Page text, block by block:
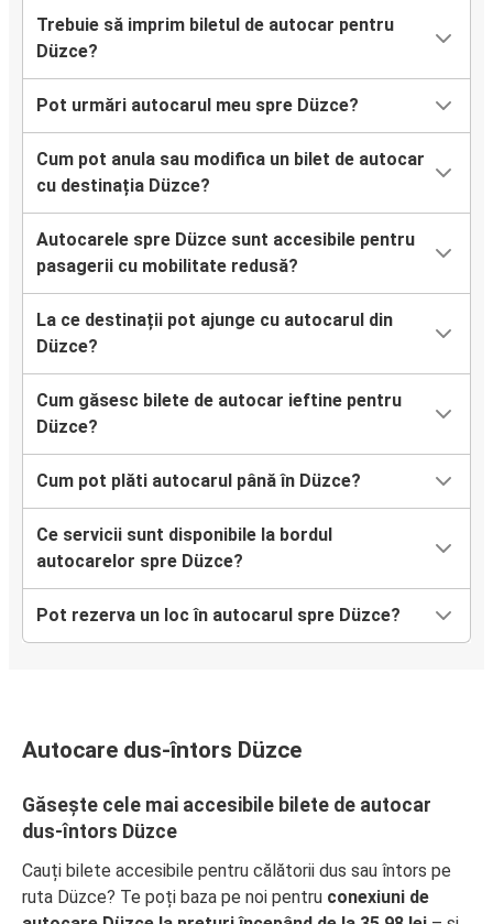
Trebuie să imprim biletul de autocar pentru
Düzce?
Pot urmări autocarul meu spre Düzce?
Cum pot anula sau modifica un bilet de autocar
cu destinația Düzce?
Autocarele spre Düzce sunt accesibile pentru
pasagerii cu mobilitate redusă?
La ce destinații pot ajunge cu autocarul din
Düzce?
Cum găsesc bilete de autocar ieftine pentru
Düzce?
Cum pot plăti autocarul până în Düzce?
Ce servicii sunt disponibile la bordul
autocarelor spre Düzce?
Pot rezerva un loc în autocarul spre Düzce?
Autocare dus-întors Düzce
Găsește cele mai accesibile bilete de autocar
dus-întors Düzce
Cauți bilete accesibile pentru călătorii dus sau întors pe
ruta Düzce? Te poți baza pe noi pentru conexiuni de